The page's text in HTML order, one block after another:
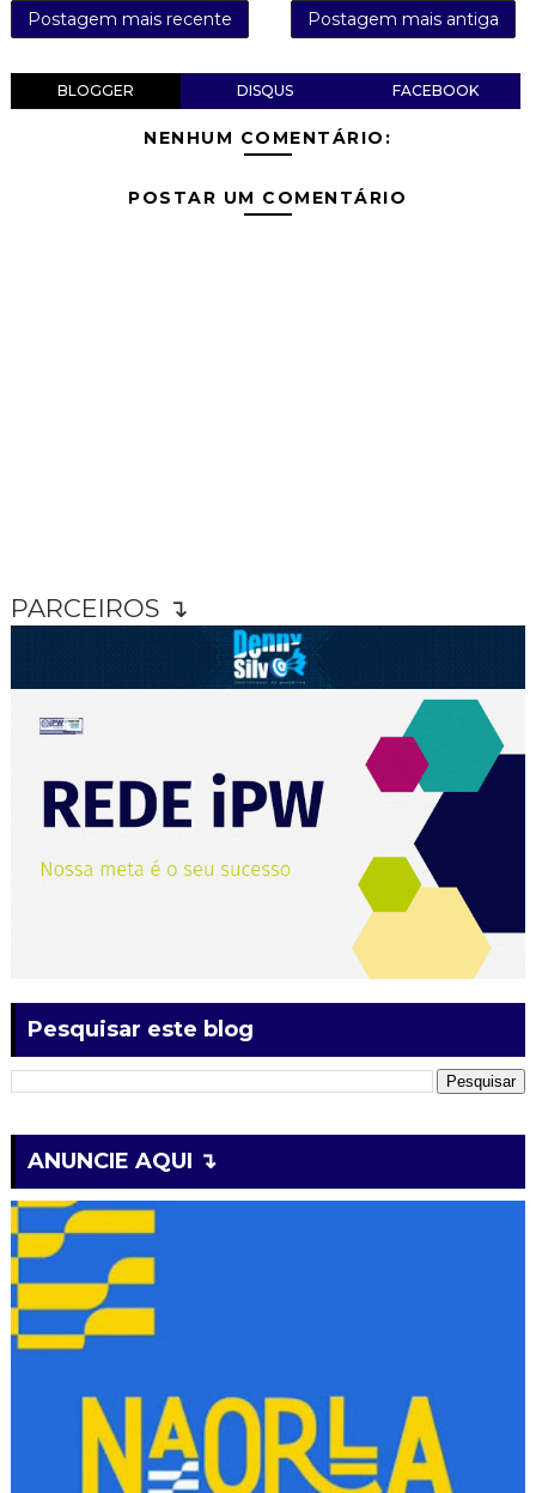
Postagem mais recente Postagem mais antiga
BLOGGER DISQUS FACEBOOK
NENHUM COMENTÁRIO:
POSTAR UM COMENTÁRIO
PARCEIROS ↴
Pesquisar este blog
ANUNCIE AQUI ↴